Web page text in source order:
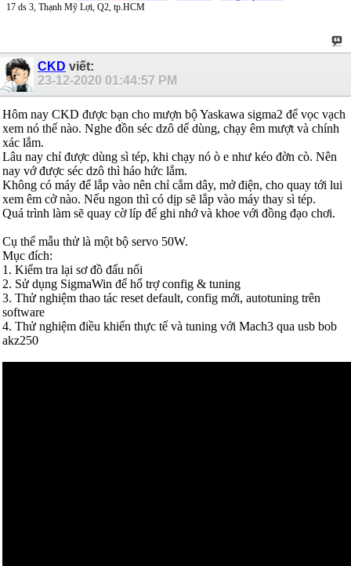
17 ds 3, Thạnh Mỹ Lợi, Q2, tp.HCM
CKD viết:
23-12-2020 01:44:57 PM
Hôm nay CKD được bạn cho mượn bộ Yaskawa sigma2 để vọc vạch
xem nó thế nào. Nghe đồn séc dzô dể dùng, chạy êm mượt và chính
xác lắm.
Lâu nay chỉ được dùng sì tép, khi chạy nó ò e như kéo đờn cò. Nên
nay vớ được séc dzô thì háo hức lắm.
Không có máy để lắp vào nên chỉ cắm dây, mở điện, cho quay tới lui
xem êm cở nào. Nếu ngon thì có dịp sẽ lắp vào máy thay sì tép.
Quá trình làm sẽ quay cờ líp để ghi nhớ và khoe với đồng đạo chơi.
Cụ thể mẫu thử là một bộ servo 50W.
Mục đích:
1. Kiểm tra lại sơ đồ đấu nối
2. Sử dụng SigmaWin để hổ trợ config & tuning
3. Thử nghiệm thao tác reset default, config mới, autotuning trên
software
4. Thử nghiệm điều khiển thực tế và tuning với Mach3 qua usb bob
akz250